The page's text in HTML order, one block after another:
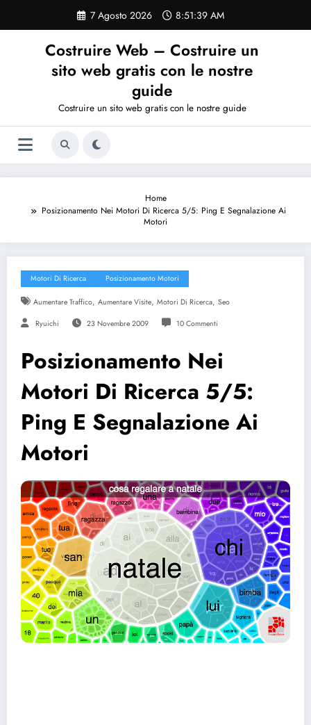
contenuto
7 Agosto 2026 8:51:40 AM
Costruire Web – Costruire un
sito web gratis con le nostre
guide
Costruire un sito web gratis con le nostre guide
Home
Posizionamento Nei Motori Di Ricerca 5/5: Ping E Segnalazione Ai
Motori
Motori Di Ricerca Posizionamento Motori
Aumentare Traffico, Aumentare Visite, Motori Di Ricerca, Seo
Ryuichi 23 Novembre 2009 10 Commenti
Posizionamento Nei
Motori Di Ricerca 5/5:
Ping E Segnalazione Ai
Motori